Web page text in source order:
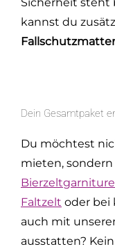
Sicherheit steht
kannst du
Dein Gesamtpaket
Du möchtest
mieten,
Faltzelt oder bei
auch mit
ausstatten?